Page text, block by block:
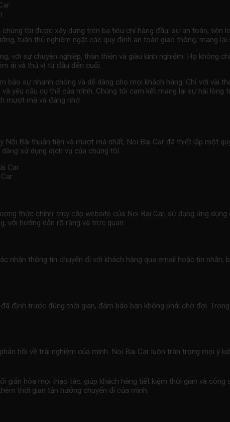
chúng tôi được xây dựng trên ba tiêu chí hàng đầu: sự an toàn, tiện
tuân thủ nghiêm ngặt các quy định an toàn giao thông, mang
với sự chuyên nghiệp, thân thiện và giàu kinh nghiệm. Họ không
ái và thú vị từ đầu đến cuối.
bảo sự nhanh chóng và dễ dàng cho mọi khách hàng. Chỉ với vài
yêu cầu cụ thể của mình. Chúng tôi cam kết mang lại sự hài
mượt mà và đáng nhớ.
Nội Bài thuận tiện và mượt mà nhất, Noi Bai Car đã thiết lập một
sử dụng dịch vụ của chúng tôi.
thức chính: truy cập website của Noi Bai Car, sử dụng ứng
với hướng dẫn rõ ràng và trực quan.
nhận thông tin chuyến đi với khách hàng qua email hoặc tin
định trước đúng thời gian, đảm bảo bạn không phải chờ đợi.
hồi về trải nghiệm của mình. Noi Bai Car luôn trân trọng mọi ý
giản hóa mọi thao tác, giúp khách hàng tiết kiệm thời gian và công
thời gian tận hưởng chuyến đi của mình.